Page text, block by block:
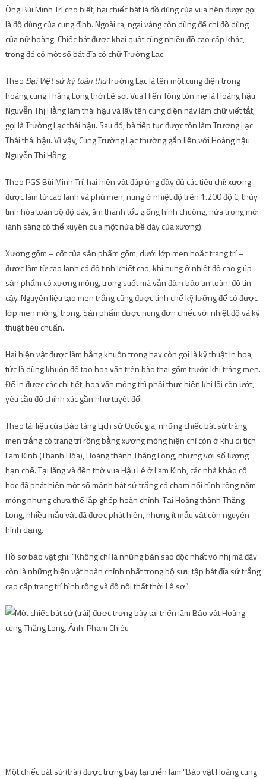
Ông Bùi Minh Trí cho biết, hai chiếc bát là đồ dùng của vua nên được gọi
là đồ dùng của cung đình. Ngoài ra, ngai vàng còn dùng để chỉ đồ dùng
của nữ hoàng. Chiếc bát được khai quật cùng nhiều đồ cao cấp khác,
trong đó có một số bát đĩa có chữ Trường Lạc.
Theo Đại Việt sử ký toàn thưTrường Lạc là tên một cung điện trong
hoàng cung Thăng Long thời Lê sơ. Vua Hiến Tông tôn mẹ là Hoàng hậu
Nguyễn Thị Hằng làm thái hậu và lấy tên cung điện này làm chữ viết tắt,
gọi là Trường Lạc thái hậu. Sau đó, bà tiếp tục được tôn làm Trương Lạc
Thái thái hậu. Vì vậy, Cung Trường Lạc thường gắn liền với Hoàng hậu
Nguyễn Thị Hằng.
Theo PGS Bùi Minh Trí, hai hiện vật đáp ứng đầy đủ các tiêu chí: xương
được làm từ cao lanh và phủ men, nung ở nhiệt độ trên 1.200 độ C, thủy
tinh hóa toàn bộ độ dày, âm thanh tốt. giống hình chuông, nửa trong mờ
(ánh sáng có thể xuyên qua một nửa bề dày của xương).
Xương gốm – cốt của sản phẩm gốm, dưới lớp men hoặc trang trí –
được làm từ cao lanh có độ tinh khiết cao, khi nung ở nhiệt độ cao giúp
sản phẩm có xương mỏng, trong suốt mà vẫn đảm bảo an toàn. độ tin
cậy. Nguyên liệu tạo men trắng cũng được tinh chế kỹ lưỡng để có được
lớp men mỏng, trong. Sản phẩm được nung đơn chiếc với nhiệt độ và kỹ
thuật tiêu chuẩn.
Hai hiện vật được làm bằng khuôn trong hay còn gọi là kỹ thuật in hoa,
tức là dùng khuôn để tạo hoa văn trên bào thai gốm trước khi tráng men.
Để in được các chi tiết, hoa văn mỏng thì phải thực hiện khi lõi còn ướt,
yêu cầu độ chính xác gần như tuyệt đối.
Theo tài liệu của Bảo tàng Lịch sử Quốc gia, những chiếc bát sứ tráng
men trắng có trang trí rồng bằng xương mỏng hiện chỉ còn ở khu di tích
Lam Kinh (Thanh Hóa), ​​Hoàng thành Thăng Long, nhưng với số lượng
hạn chế. Tại lăng và đền thờ vua Hậu Lê ở Lam Kinh, các nhà khảo cổ
học đã phát hiện một số mảnh bát sứ trắng có chạm nổi hình rồng năm
móng nhưng chưa thể lắp ghép hoàn chỉnh. Tại Hoàng thành Thăng
Long, nhiều mẫu vật đã được phát hiện, nhưng ít mẫu vật còn nguyên
hình dạng.
Hồ sơ bảo vật ghi: “Không chỉ là những bản sao độc nhất vô nhị mà đây
còn là những hiện vật hoàn chỉnh nhất trong bộ sưu tập bát đĩa sứ trắng
cao cấp trang trí hình rồng và đồ nội thất thời Lê sơ”.
Một chiếc bát sứ (trái) được trưng bày tại triển lãm “Bảo vật Hoàng cung